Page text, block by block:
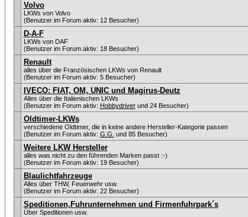
Volvo
LKWs von Volvo
(Benutzer im Forum aktiv: 12 Besucher)
D-A-F
LKWs von DAF
(Benutzer im Forum aktiv: 18 Besucher)
Renault
alles über die Französischen LKWs von Renault
(Benutzer im Forum aktiv: 5 Besucher)
IVECO: FIAT, OM, UNIC und Magirus-Deutz
Alles über die Italienischen LKWs
(Benutzer im Forum aktiv: Hobbydriverund 24 Besucher)
Oldtimer-LKWs
verschiedene Oldtimer, die in keine andere Hersteller-Kategorie passen
(Benutzer im Forum aktiv: G.G. und 85 Besucher)
Weitere LKW Hersteller
alles was nicht zu den führenden Marken passt :-)
(Benutzer im Forum aktiv: 19 Besucher)
Blaulichtfahrzeuge
Alles über THW, Feuerwehr usw.
(Benutzer im Forum aktiv: 22 Besucher)
Speditionen,Fuhrunternehmen und Firmenfuhrpark´s
Über Speditionen usw.